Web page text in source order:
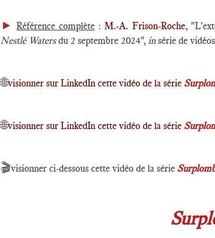
►Référence complète :M.-A. Frison-Roche,
Nestlé Watersdu 2 septembre 2024", insérie de vidéos
🌐visionner sur LinkedIn cette vidéo de la série
🌐visionner sur LinkedIn cette vidéo de la série
🎬visionner ci-dessous cette vidéo de la série